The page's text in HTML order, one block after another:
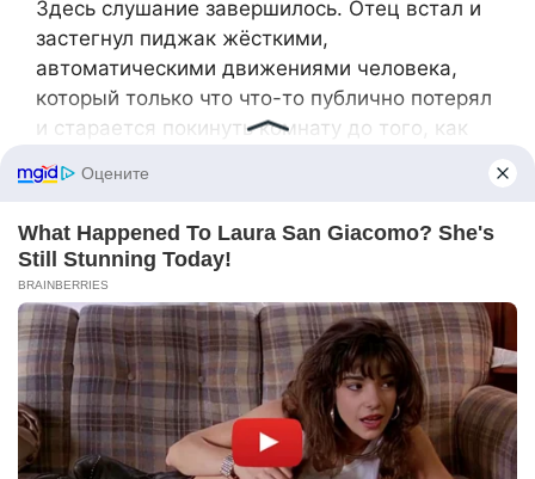
Здесь слушание завершилось. Отец встал и
застегнул пиджак жёсткими,
автоматическими движениями человека,
который только что что-то публично потерял
и старается покинуть комнату до того, как
эта утрата проявится у него на лице. Мать
последовала за ним, не глядя на меня. Их
поспешностью, с которой действует человек,
понявший, что его наняли выигрывать дело,
которого не должно было быть, и который
уже mentally составляет разговор с
клиентами о разнице между семейной
обидой и юридическим риском.
К следующему утру последствия начали